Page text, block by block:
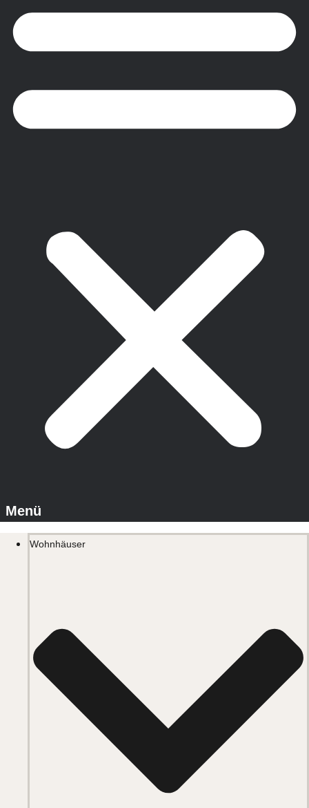
Wohnhäuser